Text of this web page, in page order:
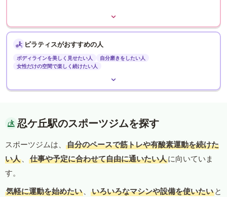
ピラティスがおすすめの人
ボディラインを美しく見せたい人
自分磨きをしたい人
女性だけの空間で楽しく続けたい人
忍ケ丘駅のスポーツジムを探す
スポーツジムは、
自分のペースで筋トレや有酸素運動を続けた
い人 、 仕事や予定に合わせて自由に通いたい人に向いていま
す。
気軽に運動を始めたい 、 いろいろなマシンや設備を使いたい と